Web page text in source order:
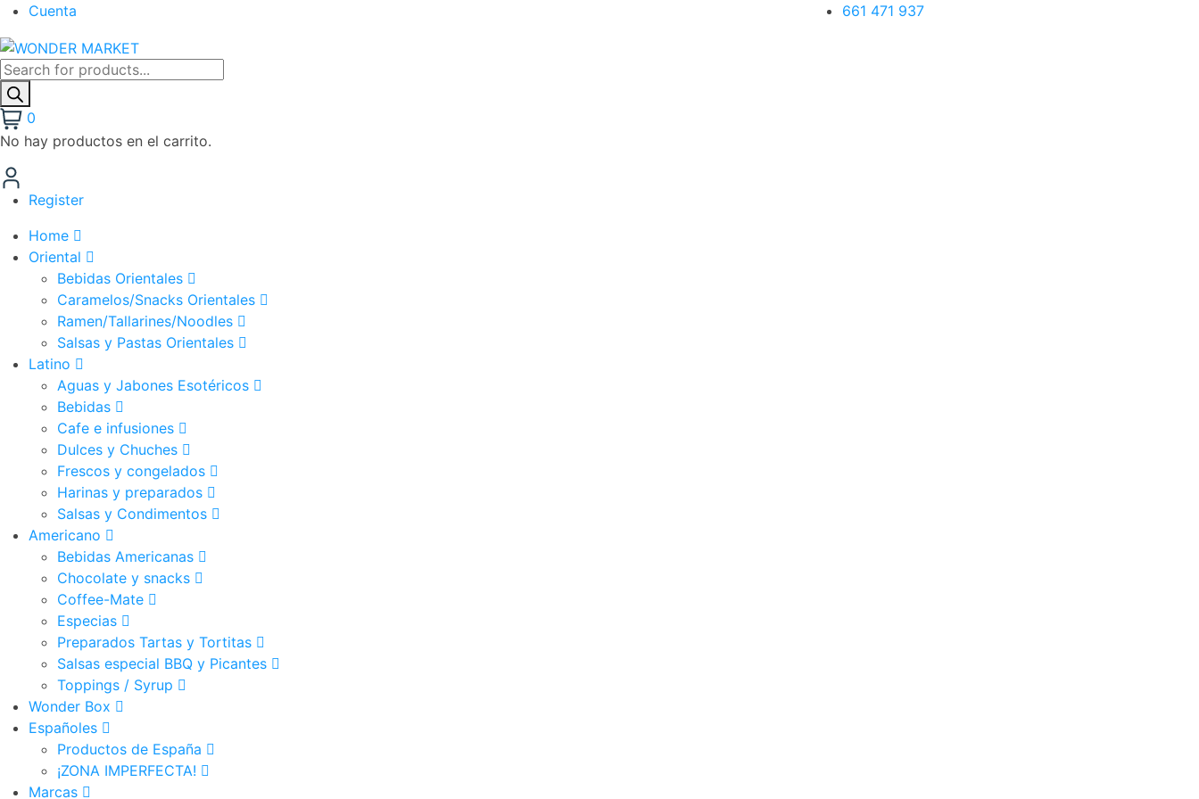
Cuenta 661 471 937
Búsqueda
de
productos
0
No hay productos en el carrito.
Register
Home
Oriental
Bebidas Orientales
Caramelos/Snacks Orientales
Ramen/Tallarines/Noodles
Salsas y Pastas Orientales
Latino
Aguas y Jabones Esotéricos
Bebidas
Cafe e infusiones
Dulces y Chuches
Frescos y congelados
Harinas y preparados
Salsas y Condimentos
Americano
Bebidas Americanas
Chocolate y snacks
Coffee-Mate
Especias
Preparados Tartas y Tortitas
Salsas especial BBQ y Picantes
Toppings / Syrup
Wonder Box
Españoles
Productos de España
¡ZONA IMPERFECTA!
Marcas